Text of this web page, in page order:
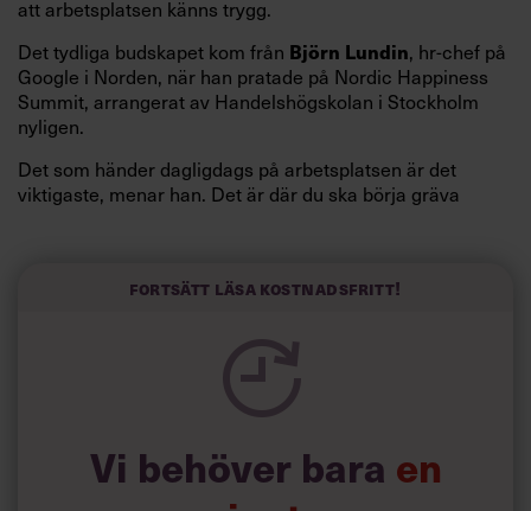
att arbetsplatsen känns trygg.
Det tydliga budskapet kom från Björn Lundin, hr-chef på
Google i Norden, när han pratade på Nordic Happiness
Summit, arrangerat av Handelshögskolan i Stockholm
nyligen.
Det som händer dagligdags på arbetsplatsen är det
viktigaste, menar han. Det är där du ska börja gräva
och höjt arbetsglädjen på Google:
Fortsätt läsa kostnadsfritt!
Vi behöver bara en